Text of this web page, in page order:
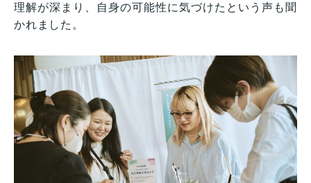
理解が深まり、自身の可能性に気づけたという声も聞
かれました。